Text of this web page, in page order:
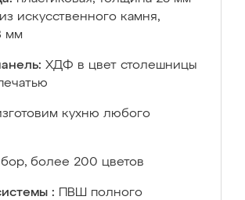
искусственного камня,
мм
ХДФ в цвет столешницы
кухню любого
более 200 цветов
:
ПВШ полного